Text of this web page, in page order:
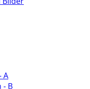
A
- B